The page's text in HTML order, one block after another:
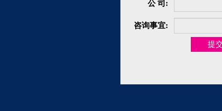
公 司:
咨询事宜: